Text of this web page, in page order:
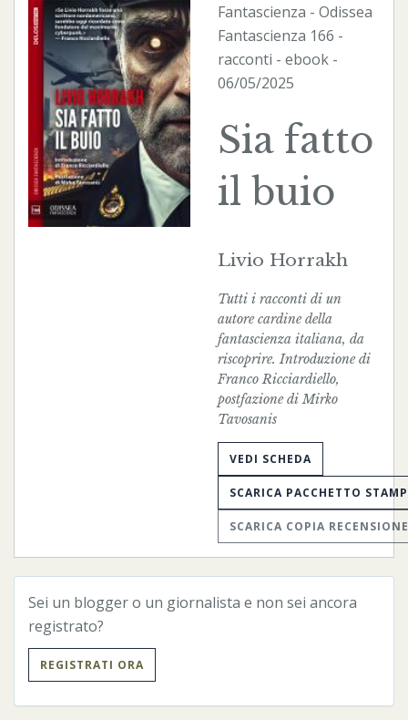
Fantascienza - Odissea
Fantascienza 166 -
racconti - ebook -
06/05/2025
Sia fatto
il buio
Livio Horrakh
Tutti i racconti di un
autore cardine della
fantascienza italiana, da
riscoprire. Introduzione di
Franco Ricciardiello,
postfazione di Mirko
Tavosanis
VEDI SCHEDA
SCARICA PACCHETTO
SCARICA COPIA RECENSIONE
Sei un blogger o un giornalista e non sei ancora
registrato?
REGISTRATI ORA